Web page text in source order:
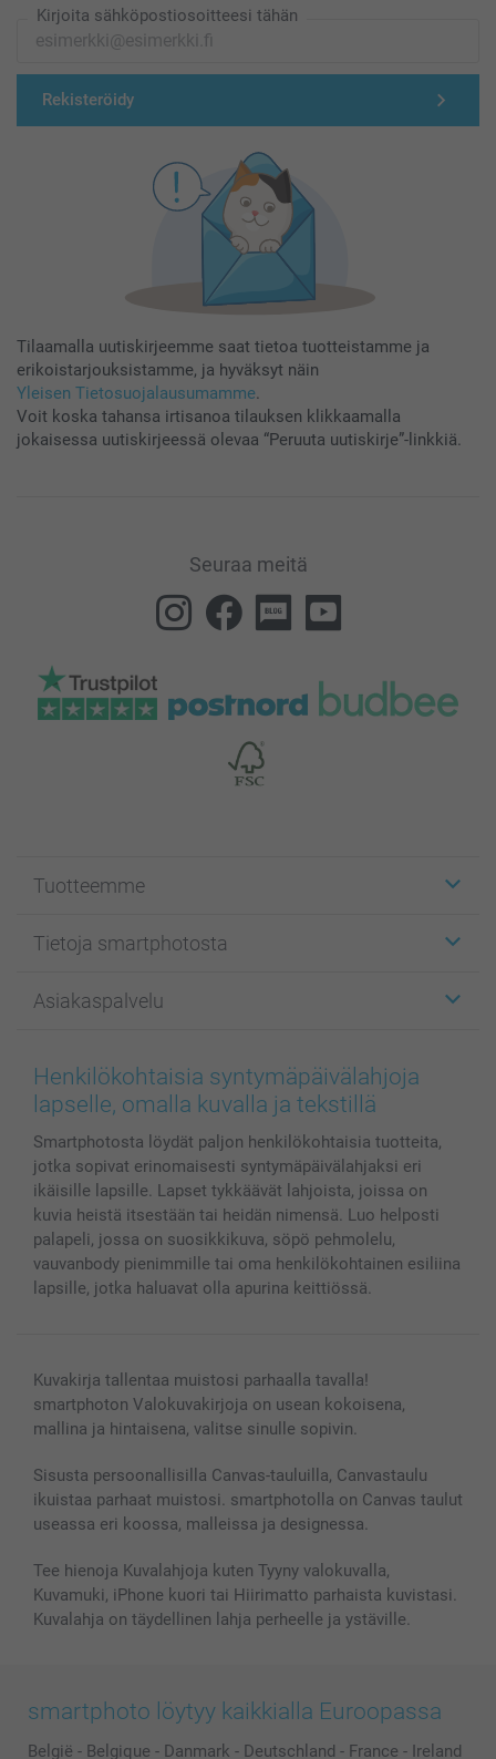
Kirjoita sähköpostiosoitteesi tähän
Rekisteröidy
Tilaamalla uutiskirjeemme saat tietoa tuotteistamme ja
erikoistarjouksistamme, ja hyväksyt näin
Yleisen Tietosuojalausumamme.
Voit koska tahansa irtisanoa tilauksen klikkaamalla
jokaisessa uutiskirjeessä olevaa “Peruuta uutiskirje”-linkkiä.
Seuraa meitä
Tuotteemme
Kuvakortit
Kuvakirjat
Valokuvat, Julisteet & Taskukirjat
Kännykkä & Tabletti
Kuvakalenterit & Päivyrit
Valokuvakehykset & Lisätarvikkeet
Lahjakortti
Kaikki kuvatuotteet
Tietoja smartphotosta
Affiliate ohjelma
Evästekäytäntö
Sivukartta
Investor Relations
Asiakaspalvelu
100% tyytyväisyystakuu
smartbonus
Tilausten tila
Henkilökohtaisia syntymäpäivälahjoja
lapselle, omalla kuvalla ja tekstillä
Smartphotosta löydät paljon henkilökohtaisia ​​tuotteita,
jotka sopivat erinomaisesti syntymäpäivälahjaksi eri
ikäisille lapsille. Lapset tykkäävät lahjoista, joissa on
kuvia heistä itsestään tai heidän nimensä. Luo helposti
palapeli, jossa on suosikkikuva, söpö pehmolelu,
vauvanbody pienimmille tai oma henkilökohtainen esiliina
lapsille, jotka haluavat olla apurina keittiössä.
Kuvakirja tallentaa muistosi parhaalla tavalla!
smartphoton Valokuvakirjoja on usean kokoisena,
mallina ja hintaisena, valitse sinulle sopivin.
Sisusta persoonallisilla Canvas-tauluilla, Canvastaulu
ikuistaa parhaat muistosi. smartphotolla on Canvas taulut
useassa eri koossa, malleissa ja designessa.
Tee hienoja Kuvalahjoja kuten Tyyny valokuvalla,
Kuvamuki, iPhone kuori tai Hiirimatto parhaista kuvistasi.
Kuvalahja on täydellinen lahja perheelle ja ystäville.
smartphoto löytyy kaikkialla Euroopassa
België - Belgique - Danmark - Deutschland - France - Ireland